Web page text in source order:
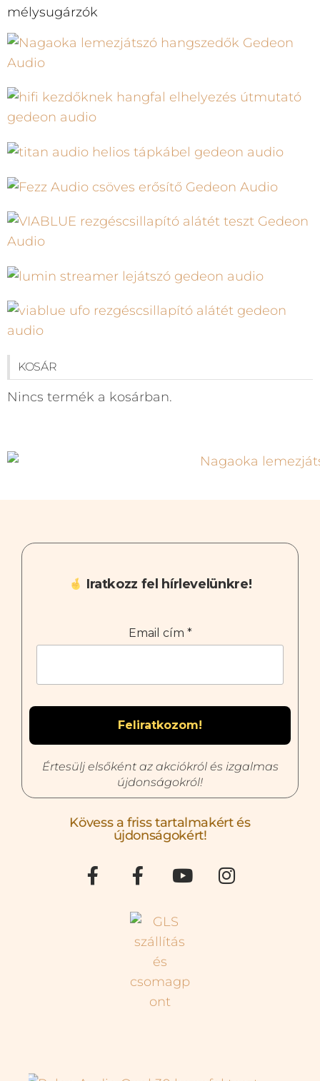
mélysugárzók
KOSÁR
Nincs termék a kosárban.
Iratkozz fel hírlevelünkre!
Email cím *
Értesülj elsőként az akciókról és izgalmas
újdonságokról!
Kövess a friss tartalmakért és
újdonságokért!